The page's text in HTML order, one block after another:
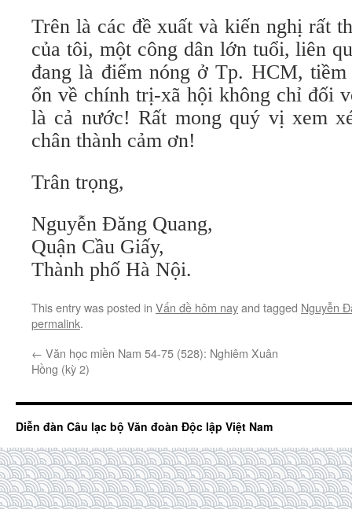
Trên là các đề xuất và kiến nghị rất
của tôi, một công dân lớn tuổi, liên
đang là điểm nóng ở Tp. HCM,
ổn về chính trị-xã hội không chỉ đối
là cả nước! Rất mong quý vị xem
chân thành cảm ơn!
Trân trọng,
Nguyễn Đăng Quang,
Quận Cầu Giấy,
Thành phố Hà Nội.
This entry was posted in Vấn đề hôm nayand tagged Nguyễn
permalink.
← Văn học miền Nam 54-75 (528): Nghiêm Xuân
Hồng (kỳ 2)
Diễn đàn Câu lạc bộ Văn đoàn Độc lập Việt Nam